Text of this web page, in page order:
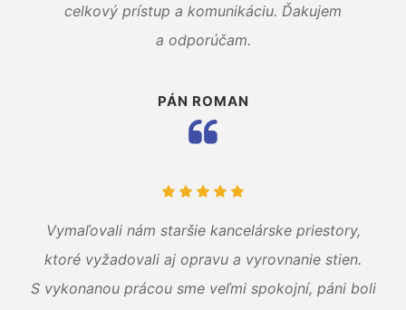
celkový prístup a komunikáciu. Ďakujem
a odporúčam.
PÁN ROMAN
Vymaľovali nám staršie kancelárske priestory,
ktoré vyžadovali aj opravu a vyrovnanie stien.
S vykonanou prácou sme veľmi spokojní, páni boli